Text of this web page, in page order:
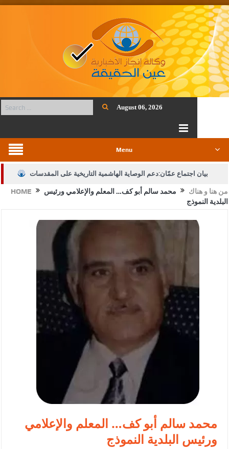
August 06, 2026
Menu
بيان اجتماع عمّان:دعم الوصاية الهاشمية التاريخية على المقدسات
الإسلامية والمسيحية
النواب يقر مشروع تعديل قانون الملكية العقارية
القاضي يلتقي رؤساء تحرير الصحف اليومية ويؤكد حرص مجلس النواب
دعوة المكلفين بخدمة العلم (الدفعة الثالثة) إلى مراجعة منصة خدمة
الملك يلتقي مجموعة من رفاق السلاح
الملك يتلقى اتصالا هاتفيا من العاهل البحريني
القاضي محمود أحمد فريحات.. مبارك ومزيدا من التوفيق
HOME من هنا و هناك
محمد سالم أبو كف… المعلم والإعلامي ورئيس
البلدية النموذج
محمد سالم أبو كف… المعلم والإعلامي
ورئيس البلدية النموذج